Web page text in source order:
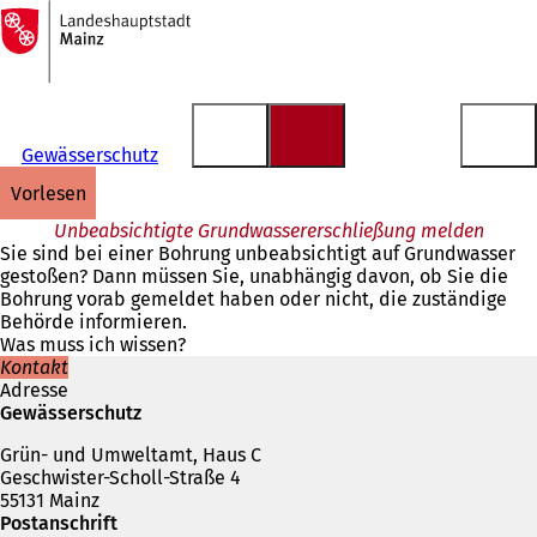
Inhalt anspringen
Zur
Startseite
Gewässerschutz
vorlesen
Unbeabsichtigte Grundwassererschließung melden
Sie sind bei einer Bohrung unbeabsichtigt auf Grundwasser
gestoßen? Dann müssen Sie, unabhängig davon, ob Sie die
Bohrung vorab gemeldet haben oder nicht, die zuständige
Behörde informieren.
Was muss ich wissen?
Kontakt
Adresse
Gewässerschutz
Grün- und Umweltamt, Haus C
Geschwister-Scholl-Straße 4
55131 Mainz
Postanschrift